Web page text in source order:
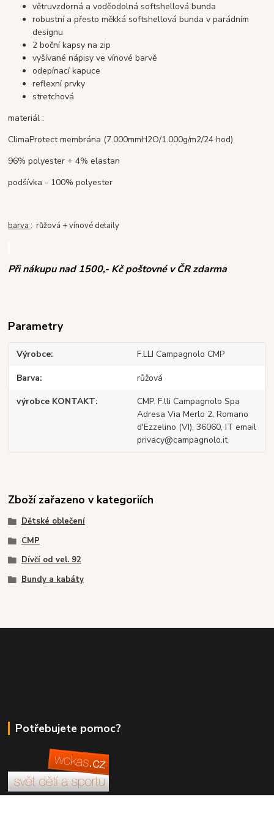
větruvzdorná a voděodolná softshellová bunda
robustní a přesto měkká softshellová bunda v parádním
designu
2 boční kapsy na zip
vyšívané nápisy ve vínové barvě
odepínací kapuce
reflexní prvky
stretchová
materiál :
ClimaProtect membrána (7.000mmH2O/1.000g/m2/24 hod)
96% polyester + 4% elastan
podšívka - 100% polyester
barva: růžová + vínové detaily
Při nákupu nad 1500,- Kč poštovné v ČR zdarma
Parametry
Výrobce F.LLI Campagnolo CMP
Barva růžová
výrobce KONTAKT
CMP. F.lli Campagnolo Spa
Adresa Via Merlo 2, Romano
d'Ezzelino (VI), 36060, IT email
privacy@campagnolo.it
Zboží zařazeno v kategoriích
Dětské oblečení
CMP
Dívčí od vel. 92
Bundy a kabáty
Potřebujete pomoc?